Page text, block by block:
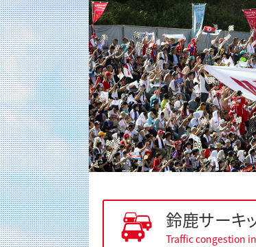
鈴鹿サーキ
Traffic congestion